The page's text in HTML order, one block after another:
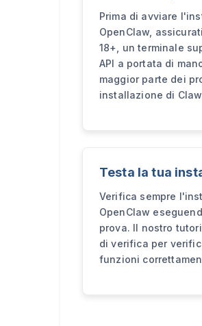
Prima di avviare
OpenClaw,
18+, un terminale
API a portata di
maggior parte dei
installazione di
Testa la tua
Verifica sempre
OpenClaw
prova. Il nostro
di verifica per
funzioni